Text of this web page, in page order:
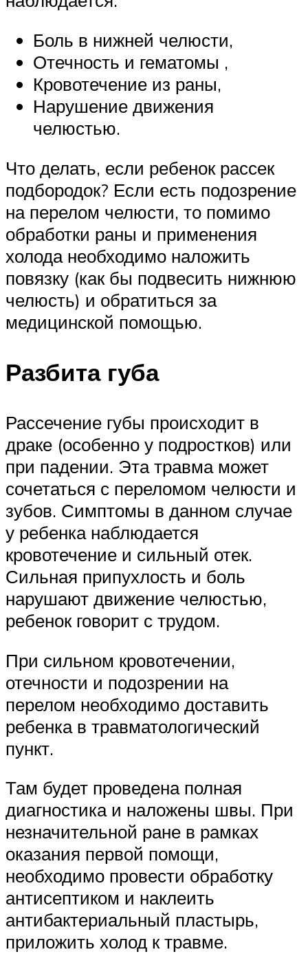
Боль в нижней челюсти,
Отечность и гематомы ,
Кровотечение из раны,
Нарушение движения
челюстью.
Что делать, если ребенок рассек
подбородок? Если есть подозрение
на перелом челюсти, то помимо
обработки раны и применения
холода необходимо наложить
повязку (как бы подвесить нижнюю
челюсть) и обратиться за
медицинской помощью.
Разбита губа
Рассечение губы происходит в
драке (особенно у подростков) или
при падении. Эта травма может
сочетаться с переломом челюсти и
зубов. Симптомы в данном случае
у ребенка наблюдается
кровотечение и сильный отек.
Сильная припухлость и боль
нарушают движение челюстью,
ребенок говорит с трудом.
При сильном кровотечении,
отечности и подозрении на
перелом необходимо доставить
ребенка в травматологический
пункт.
Там будет проведена полная
диагностика и наложены швы. При
незначительной ране в рамках
оказания первой помощи,
необходимо провести обработку
антисептиком и наклеить
антибактериальный пластырь,
приложить холод к травме.